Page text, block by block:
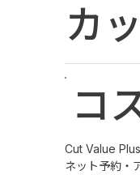
カ
コ
Cut Value
ネット予約・